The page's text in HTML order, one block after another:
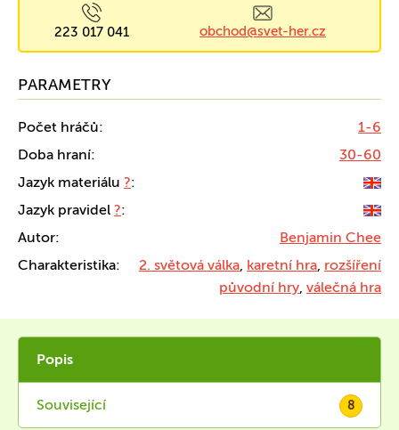
223 017 041 obchod@svet-her.cz
PARAMETRY
Počet hráčů:
1-6
Doba hraní:
30-60
Jazyk materiálu ?:
Jazyk pravidel ?:
Autor:
Benjamin Chee
Charakteristika:
2. světová válka, karetní hra, rozšíření
původní hry, válečná hra
Popis
Související 8